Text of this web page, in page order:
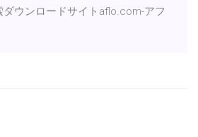
ダウンロードサイトaflo.com-アフ